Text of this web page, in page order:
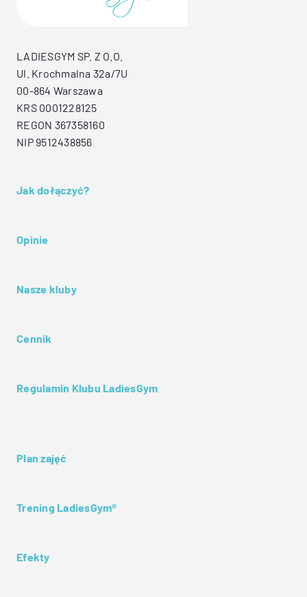
LADIESGYM SP. Z O.O.
Ul. Krochmalna 32a/7U
00-864 Warszawa
KRS 0001228125
REGON 367358160
NIP 9512438856
Jak dołączyć?
Opinie
Nasze kluby
Cennik
Regulamin Klubu LadiesGym
Plan zajęć
Trening LadiesGym®
Efekty